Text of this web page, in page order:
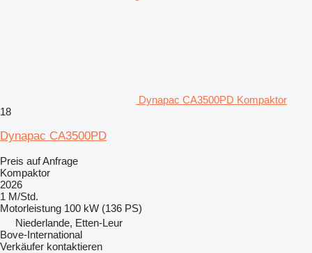
Dynapac CA3500PD Kompaktor
18
Dynapac CA3500PD
Preis auf Anfrage
Kompaktor
2026
1 M/Std.
Motorleistung 100 kW (136 PS)
Niederlande, Etten-Leur
Bove-International
Verkäufer kontaktieren